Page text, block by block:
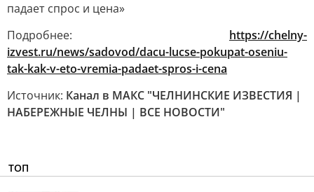
падает спрос и цена»
Подробнее: https://chelny-
izvest.ru/news/sadovod/dacu-lucse-pokupat-oseniu-
tak-kak-v-eto-vremia-padaet-spros-i-cena
Источник: Канал в МАКС "ЧЕЛНИНСКИЕ ИЗВЕСТИЯ |
НАБЕРЕЖНЫЕ ЧЕЛНЫ | ВСЕ НОВОСТИ"
ТОП